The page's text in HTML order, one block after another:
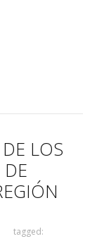
LOS
tagged: